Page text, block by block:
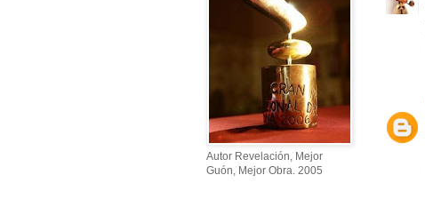
Autor Revelación, Mejor
Guón, Mejor Obra. 2005